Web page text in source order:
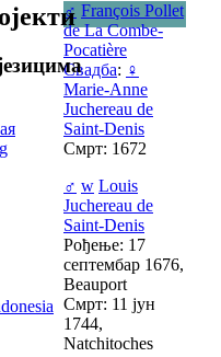
♂ François Pollet
de La Combe-
Pocatière
Свадба: ♀
Marie-Anne
Juchereau de
Saint-Denis
Смрт: 1672
♂ w Louis
Juchereau de
Saint-Denis
Рођење: 17
септембар 1676,
Beauport
Смрт: 11 јун
1744,
Natchitoches